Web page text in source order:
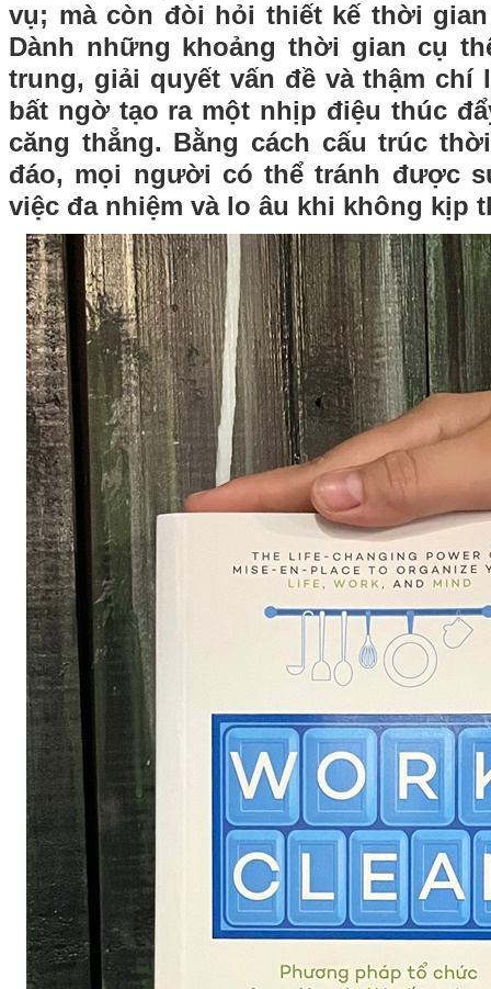
vụ; mà còn đòi hỏi thiết kế thời
Dành những khoảng thời gian cụ
trung, giải quyết vấn đề và thậm chí
bất ngờ tạo ra một nhịp điệu thúc
căng thẳng. Bằng cách cấu trúc
đáo, mọi người có thể tránh được
việc đa nhiệm và lo âu khi không kịp